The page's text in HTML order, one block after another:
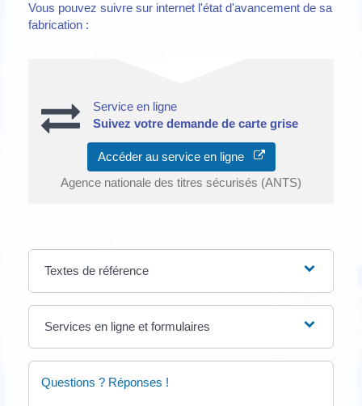
Vous pouvez suivre sur internet l'état d'avancement de sa
fabrication :
Service en ligne
Suivez votre demande de carte grise
Accéder au service en ligne
Agence nationale des titres sécurisés (ANTS)
Textes de référence
Services en ligne et formulaires
Questions ? Réponses !